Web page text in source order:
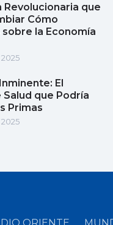
Revolucionaria que
Cómo
sobre la Economía
El
que Podría
Primas
ORIENTE